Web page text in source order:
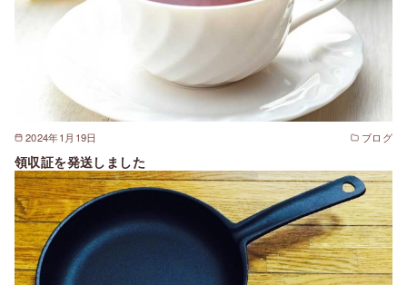
2024年1月19日 ブログ
領収証を発送しました